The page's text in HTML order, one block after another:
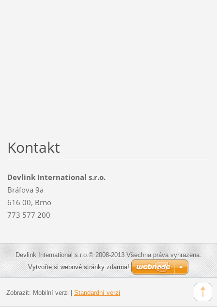
Kontakt
Devlink International s.r.o.
Bráfova 9a
616 00, Brno
773 577 200
Devlink International s.r.o.© 2008-2013 Všechna práva vyhrazena.
Vytvořte si webové stránky zdarma!
Zobrazit: Mobilní verzi Standardní verzi